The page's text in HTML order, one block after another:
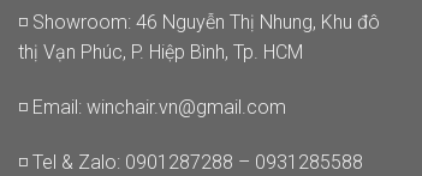
◽ Showroom: 46 Nguyễn Thị Nhung, Khu đô
thị Vạn Phúc, P. Hiệp Bình, Tp. HCM
◽ Email: winchair.vn@gmail.com
◽ Tel & Zalo: 0901287288 – 0931285588